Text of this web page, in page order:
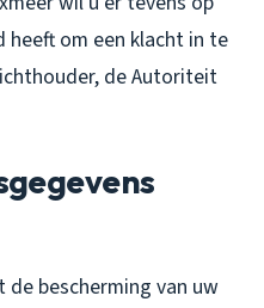
om een klacht in te
de Autoriteit
bescherming van uw